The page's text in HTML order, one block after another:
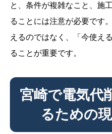
と、条件が複雑なこと、施
ることには注意が必要です
えるのではなく、「今使え
ることが重要です。
宮崎で電気代
るための